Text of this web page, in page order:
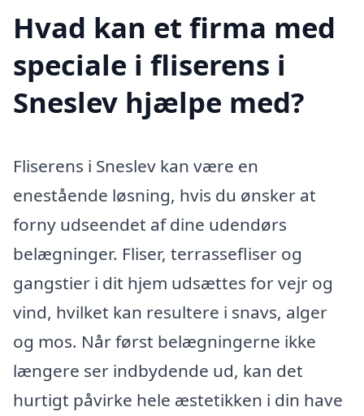
Hvad kan et firma med
speciale i fliserens i
Sneslev hjælpe med?
Fliserens i Sneslev kan være en
enestående løsning, hvis du ønsker at
forny udseendet af dine udendørs
belægninger. Fliser, terrassefliser og
gangstier i dit hjem udsættes for vejr og
vind, hvilket kan resultere i snavs, alger
og mos. Når først belægningerne ikke
længere ser indbydende ud, kan det
hurtigt påvirke hele æstetikken i din have